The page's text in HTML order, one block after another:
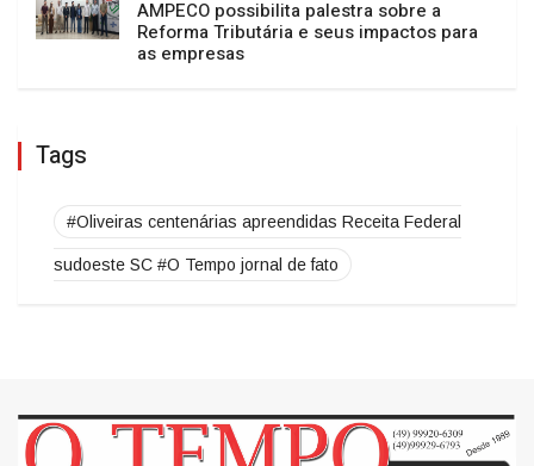
AMPECO possibilita palestra sobre a
Reforma Tributária e seus impactos para
as empresas
Tags
#Oliveiras centenárias apreendidas Receita Federal
sudoeste SC #O Tempo jornal de fato